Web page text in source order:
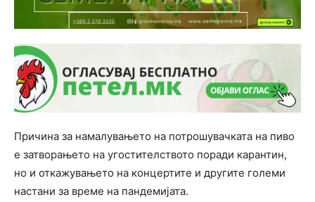
Причина за намалувањето на потрошувачката на пиво
е затворањето на угостителството поради карантин,
но и откажувањето на концертите и другите големи
настани за време на пандемијата.